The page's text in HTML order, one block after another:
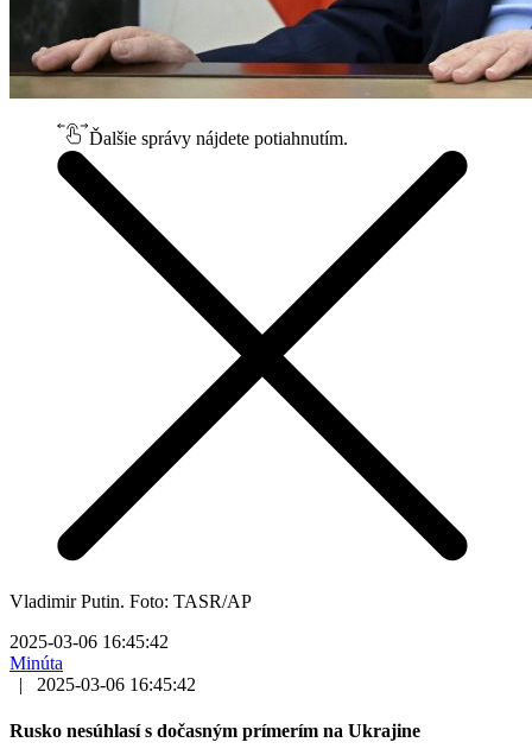
Ďalšie správy nájdete potiahnutím.
Vladimir Putin. Foto: TASR/AP
2025-03-06 16:45:42
Minúta
|
2025-03-06 16:45:42
Rusko nesúhlasí s dočasným prímerím na Ukrajine